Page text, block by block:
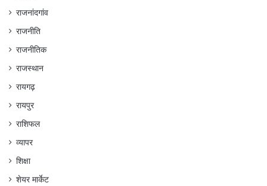
राजनांदगांव
राजनीति
राजनीतिक
राजस्थान
रायगढ़
रायपुर
राशिफल
व्यापर
शिक्षा
शेयर मार्केट